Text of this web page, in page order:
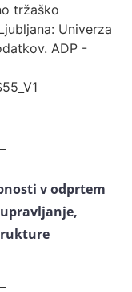
tržaško
Univerza
ADP -
v odprtem